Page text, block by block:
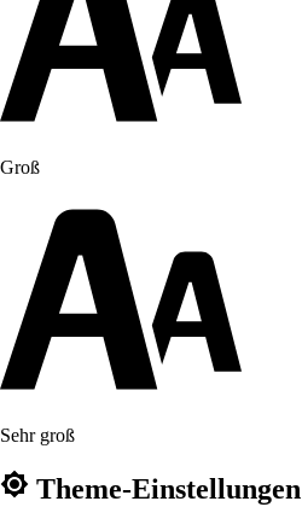
Groß
Sehr groß
Theme-Einstellungen